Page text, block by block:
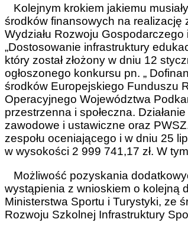
Kolejnym krokiem jakiemu
środków finansowych na realizację
Wydziału Rozwoju
„Dostosowanie infrastruktury
który został złożony w dniu 12
ogłoszonego konkursu pn. „
środków Europejskiego Funduszu
Operacyjnego Województwa
przestrzenna i społeczna.
zawodowe i ustawiczne oraz
zespołu oceniającego i w dniu 25
w wysokości 2 999 741,17 zł. W
Możliwość pozyskania
wystąpienia z wnioskiem o kolejną
Ministerstwa Sportu i Turystyki, ze
Rozwoju Szkolnej Infrastruktury